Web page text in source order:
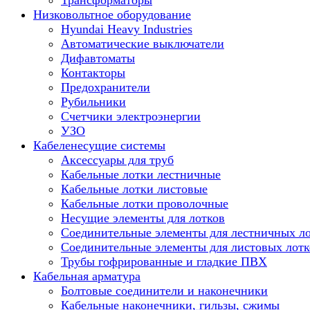
Низковольтное оборудование
Hyundai Heavy Industries
Автоматические выключатели
Дифавтоматы
Контакторы
Предохранители
Рубильники
Счетчики электроэнергии
УЗО
Кабеленесущие системы
Аксессуары для труб
Кабельные лотки лестничные
Кабельные лотки листовые
Кабельные лотки проволочные
Несущие элементы для лотков
Соединительные элементы для лестничных
Соединительные элементы для листовых
Трубы гофрированные и гладкие ПВХ
Кабельная арматура
Болтовые соединители и наконечники
Кабельные наконечники, гильзы, сжимы